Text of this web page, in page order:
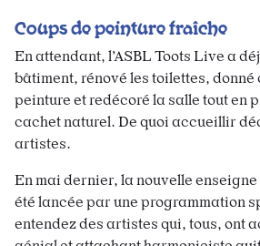
Coups de peinture fraîche
En attendant, l’ASBL Toots Live a
bâtiment, rénové les toilettes, donné
peinture et redécoré la salle tout en
cachet naturel. De quoi accueillir
artistes.
En mai dernier, la nouvelle
été lancée par une programmation
entendez des artistes qui, tous, ont